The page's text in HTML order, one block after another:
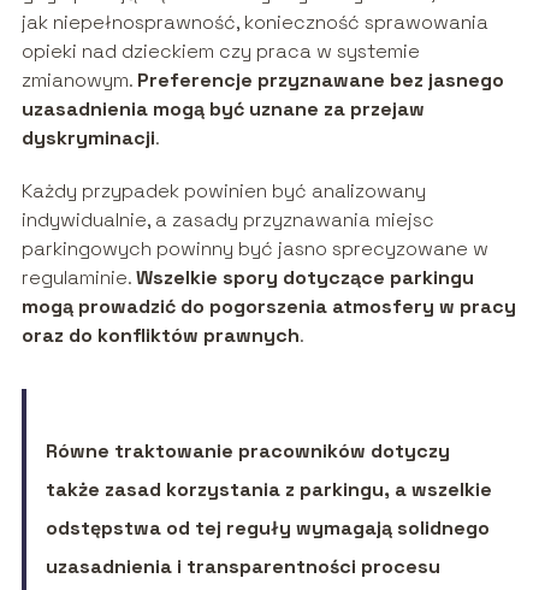
jak niepełnosprawność, konieczność sprawowania
opieki nad dzieckiem czy praca w systemie
zmianowym. Preferencje przyznawane bez jasnego
uzasadnienia mogą być uznane za przejaw
dyskryminacji.
Każdy przypadek powinien być analizowany
indywidualnie, a zasady przyznawania miejsc
parkingowych powinny być jasno sprecyzowane w
regulaminie.Wszelkie spory dotyczące parkingu
mogą prowadzić do pogorszenia atmosfery w pracy
oraz do konfliktów prawnych.
Równe traktowanie pracowników dotyczy
także zasad korzystania z parkingu, a wszelkie
odstępstwa od tej reguły wymagają solidnego
uzasadnienia i transparentności procesu